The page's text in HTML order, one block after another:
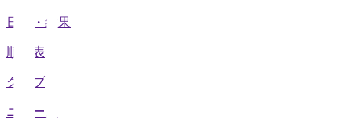
日程・結果
順位表
クラブ
ニュース